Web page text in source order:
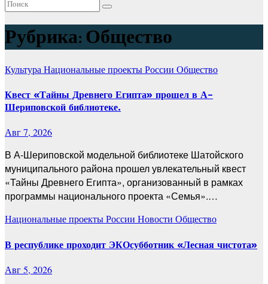
Рубрика:Общество
Культура Национальные проекты России Общество
Квест «Тайны Древнего Египта» прошел в А-
Шериповской библиотеке.
Авг 7, 2026
В А-Шериповской модельной библиотеке Шатойского
муниципального района прошел увлекательный квест
«Тайны Древнего Египта», организованный в рамках
программы национального проекта «Семья».…
Национальные проекты России Новости Общество
В республике проходит ЭКОсубботник «Лесная чистота»
Авг 5, 2026